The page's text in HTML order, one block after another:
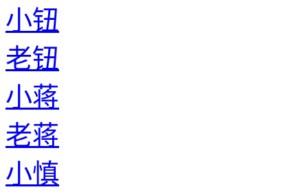
小钮
老钮
小蒋
老蒋
小慎